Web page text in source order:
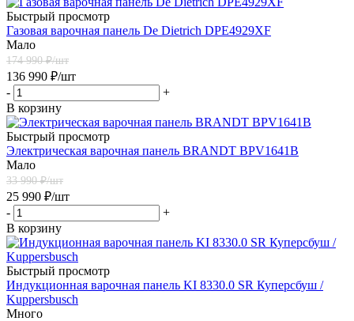
Быстрый просмотр
Газовая варочная панель De Dietrich DPE4929XF
Мало
174 990₽/шт
136 990 ₽/шт
-
+
В корзину
Быстрый просмотр
Электрическая варочная панель BRANDT BPV1641B
Мало
33 990₽/шт
25 990 ₽/шт
-
+
В корзину
Быстрый просмотр
Индукционная варочная панель KI 8330.0 SR Куперсбуш /
Kuppersbusch
Много